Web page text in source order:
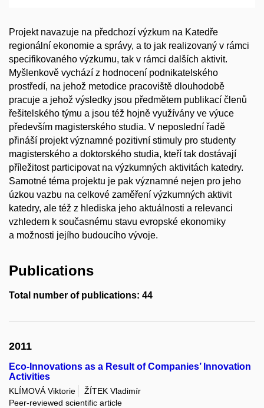
Projekt navazuje na předchozí výzkum na Katedře
regionální ekonomie a správy, a to jak realizovaný v rámci
specifikovaného výzkumu, tak v rámci dalších aktivit.
Myšlenkově vychází z hodnocení podnikatelského
prostředí, na jehož metodice pracoviště dlouhodobě
pracuje a jehož výsledky jsou předmětem publikací členů
řešitelského týmu a jsou též hojně využívány ve výuce
především magisterského studia. V neposlední řadě
přináší projekt významné pozitivní stimuly pro studenty
magisterského a doktorského studia, kteří tak dostávají
příležitost participovat na výzkumných aktivitách katedry.
Samotné téma projektu je pak významné nejen pro jeho
úzkou vazbu na celkové zaměření výzkumných aktivit
katedry, ale též z hlediska jeho aktuálnosti a relevanci
vzhledem k současnému stavu evropské ekonomiky
a možnosti jejího budoucího vývoje.
Publications
Total number of publications: 44
2011
Eco-Innovations as a Result of Companies’ Innovation
Activities
KLÍMOVÁ Viktorie
ŽÍTEK Vladimír
Peer-reviewed scientific article